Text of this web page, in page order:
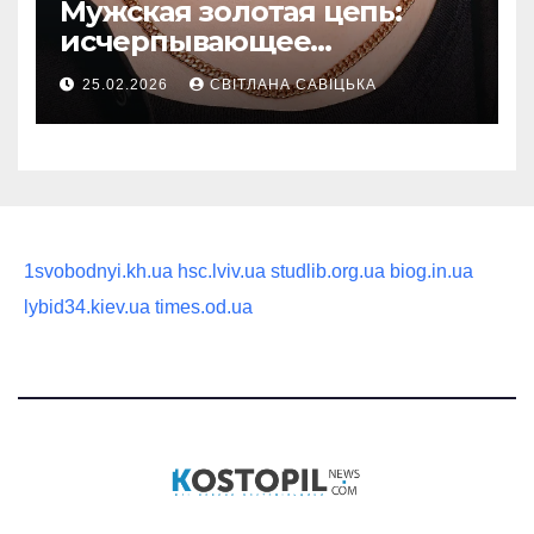
Мужская золотая цепь:
исчерпывающее
руководство по выбору
статусного украшения
25.02.2026 СВІТЛАНА САВІЦЬКА
1svobodnyi.kh.ua hsc.lviv.ua studlib.org.ua biog.in.ua
lybid34.kiev.ua times.od.ua